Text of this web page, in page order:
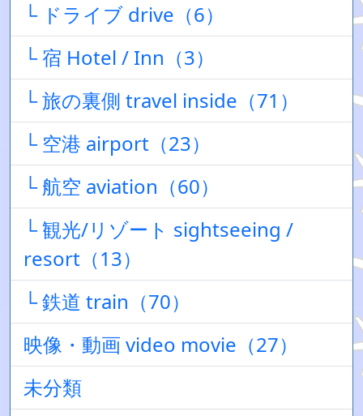
└ ドライブ drive（6）
└ 宿 Hotel / Inn（3）
└ 旅の裏側 travel inside（71）
└ 空港 airport（23）
└ 航空 aviation（60）
└ 観光/リゾート sightseeing /
resort（13）
└ 鉄道 train（70）
映像・動画 video movie（27）
未分類